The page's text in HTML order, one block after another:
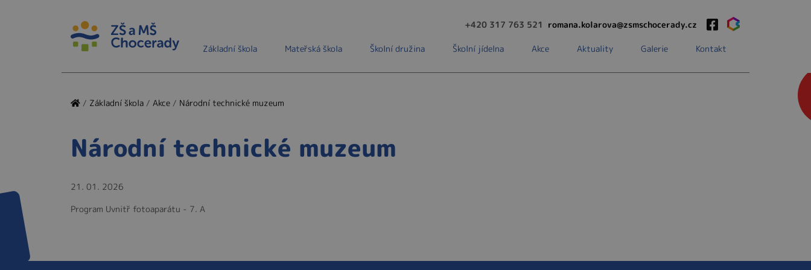
+420 317 763 521 romana.kolarova@zsmschocerady.cz
Základní škola Mateřská škola Školní družina Školní jídelna Akce Aktuality Galerie Kontakt
/ Základní škola / Akce / Národní technické muzeum
Národní technické muzeum
21. 01. 2026
Program Uvnitř fotoaparátu - 7. A